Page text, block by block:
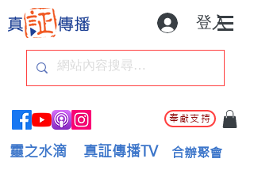
登入
奉獻支持
靈之水滴 真証傳播TV 合辦聚會